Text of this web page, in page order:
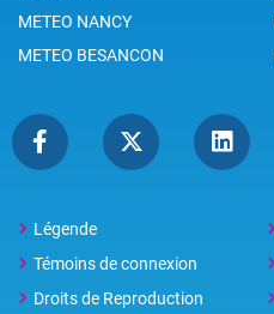
METEO NANCY
METEO BESANCON
Légende
Témoins de connexion
Droits de Reproduction